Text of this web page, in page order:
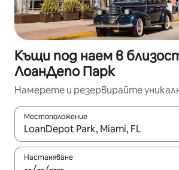
Къщи под наем в
ЛоанДепо Парк
Намерете и резервирайте
Местоположение
Когато резултатите се покажат,
Настаняване